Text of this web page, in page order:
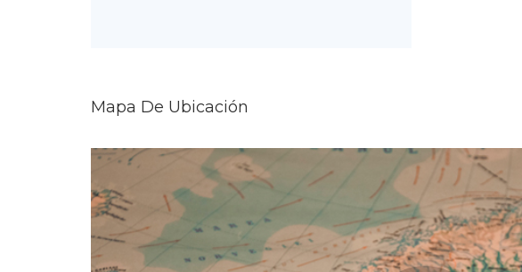
Mapa De Ubicación